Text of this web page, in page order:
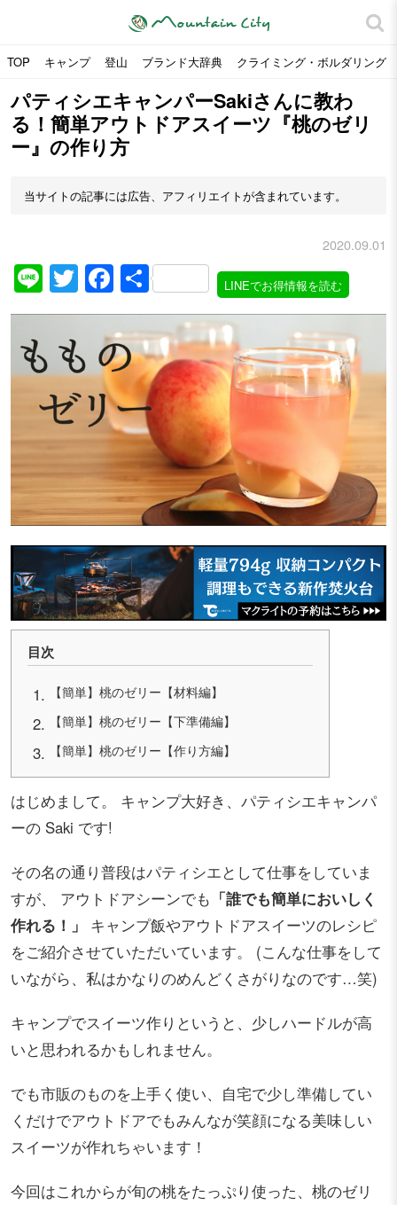
TOP キャンプ 登山 ブランド大辞典 クライミング・ボルダリング
パティシエキャンパーSakiさんに教わ
る！簡単アウトドアスイーツ『桃のゼリ
ー』の作り方
当サイトの記事には広告、アフィリエイトが含まれています。
2020.09.01
LineTwitter
Facebook
共
有
LINEでお得情報を読む
目次
【簡単】桃のゼリー【材料編】
【簡単】桃のゼリー【下準備編】
【簡単】桃のゼリー【作り方編】
はじめまして。 キャンプ大好き、パティシエキャンパ
ーの Saki です!
その名の通り普段はパティシエとして仕事をしていま
すが、 アウトドアシーンでも 「誰でも簡単においしく
作れる！」
キャンプ飯やアウトドアスイーツのレシピ
をご紹介させていただいています。 (こんな仕事をして
いながら、私はかなりのめんどくさがりなのです…笑)
キャンプでスイーツ作りというと、少しハードルが高
いと思われるかもしれません。
でも市販のものを上手く使い、自宅で少し準備してい
くだけでアウトドアでもみんなが笑顔になる美味しい
スイーツが作れちゃいます！
今回はこれからが旬の桃をたっぷり使った、桃のゼリ